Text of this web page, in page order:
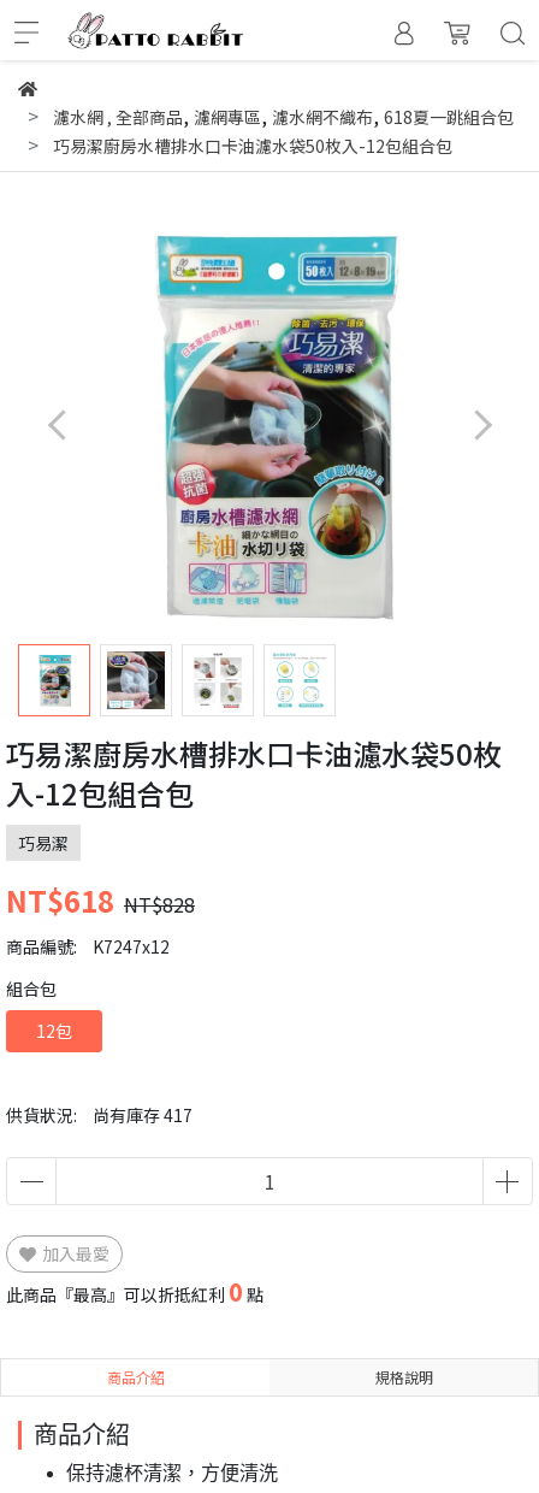
濾水網 , 全部商品, 濾網專區, 濾水網不織布, 618夏一跳組合包
巧易潔廚房水槽排水口卡油濾水袋50枚入-12包組合包
巧易潔廚房水槽排水口卡油濾水袋50枚
入-12包組合包
巧易潔
NT$618 NT$828
商品編號: K7247x12
供貨狀況: 尚有庫存 417
組合包
12包
加入最愛
此商品『最高』可以折抵紅利 0 點
商品介紹 規格說明
商品介紹
保持濾杯清潔，方便清洗